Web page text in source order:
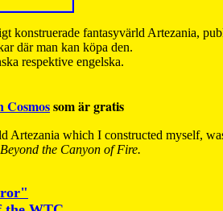
konstruerade fantasyvärld Artezania,
där man kan köpa den.
respektive engelska.
Cosmossom är gratis
which I constructed myself,
Beyond the Canyon of Fire.